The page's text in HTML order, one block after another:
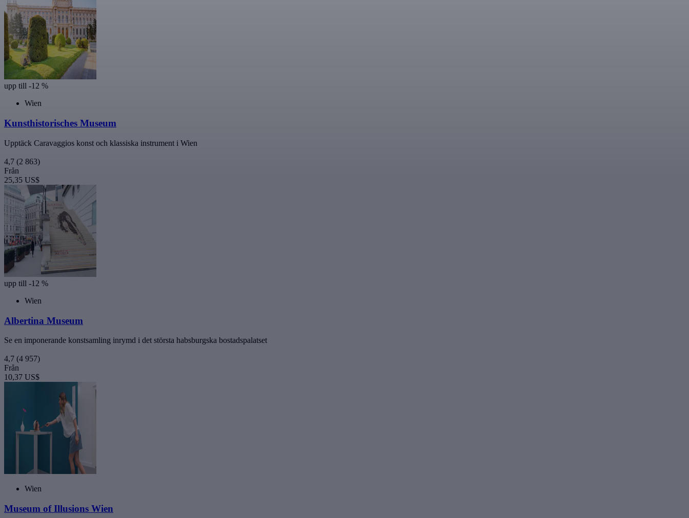
upp till -12 %
Wien
Kunsthistorisches Museum
Upptäck Caravaggios konst och klassiska instrument i Wien
4,7 (2 863)
Från
25,35 US$
upp till -12 %
Wien
Albertina Museum
Se en imponerande konstsamling inrymd i det största habsburgska bostadspalatset
4,7 (4 957)
Från
10,37 US$
Wien
Museum of Illusions Wien